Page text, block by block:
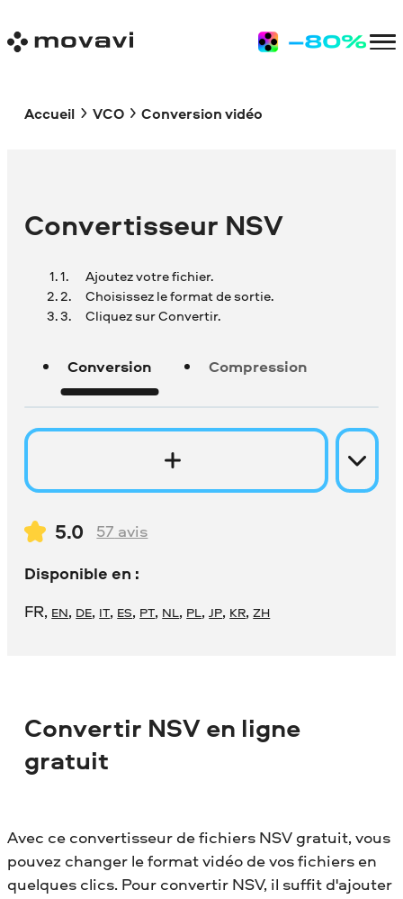
Accueil VCO Conversion vidéo
Convertisseur NSV
Ajoutez votre fichier.
Choisissez le format de sortie.
Cliquez sur Convertir.
Conversion Compression
5.0 57 avis
Disponible en :
FR, EN, DE, IT, ES, PT, NL, PL,JP, KR,ZH
Convertir NSV en ligne
gratuit
Avec ce convertisseur de fichiers NSV gratuit, vous
pouvez changer le format vidéo de vos fichiers en
quelques clics. Pour convertir NSV, il suffit d'ajouter